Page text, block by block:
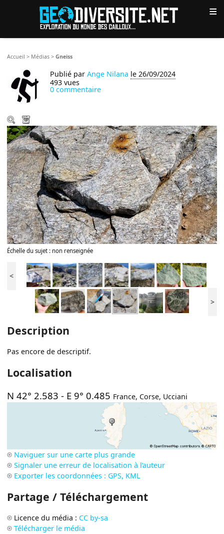
≡
Accueil > Médias >Gneiss
Publié parAnge Nilana le 26/09/2024
493 vues
0 commentaire
Échelle du sujet : non renseignée
<
>
Description
Pas encore de descriptif.
Localisation
N 42° 2.583 - E 9° 0.485 France, Corse, Ucciani
Naviguer sur une carte plus grande
Signaler une erreur de localisation à l’auteur
Exporter les coordonnées : GPS, KML
Partage / Téléchargement
Licence du média : CC by-sa
Télécharger le média